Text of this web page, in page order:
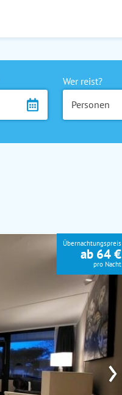
Wer reist?
Personen
›
Übernachtungspreis
ab 64 €
pro Nacht